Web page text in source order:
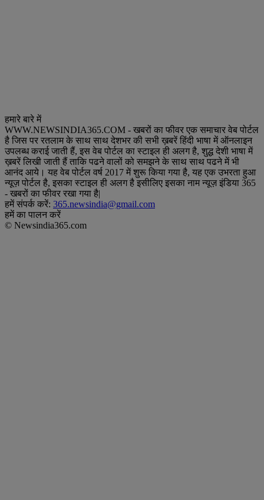
हमारे बारे में
WWW.NEWSINDIA365.COM - खबरों का फीवर एक समाचार वेब पोर्टल
है जिस पर रतलाम के साथ साथ देशभर की सभी ख़बरें हिंदी भाषा में ऑनलाइन
उपलब्ध कराई जाती हैं, इस वेब पोर्टल का स्टाइल ही अलग है, शुद्ध देशी भाषा में
ख़बरें लिखी जाती हैं ताकि पढने वालों को समझने के साथ साथ पढने में भी
आनंद आये। यह वेब पोर्टल वर्ष 2017 में शुरू किया गया है, यह एक उभरता हुआ
न्यूज़ पोर्टल है, इसका स्टाइल ही अलग है इसीलिए इसका नाम न्यूज़ इंडिया 365
- खबरों का फीवर रखा गया है|
हमें संपर्क करें: 365.newsindia@gmail.com
हमें का पालन करें
© Newsindia365.com